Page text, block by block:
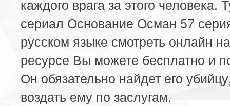
каждого врага за этого человека.
сериал Основание Осман 57
русском языке смотреть онлайн
ресурсе Вы можете бесплатно и
Он обязательно найдет его
воздать ему по заслугам.